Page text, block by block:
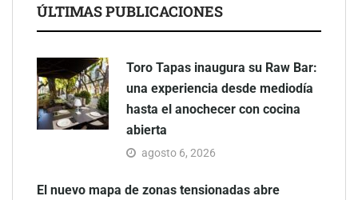
ÚLTIMAS PUBLICACIONES
Toro Tapas inaugura su Raw Bar:
una experiencia desde mediodía
hasta el anochecer con cocina
abierta
agosto 6, 2026
El nuevo mapa de zonas tensionadas abre